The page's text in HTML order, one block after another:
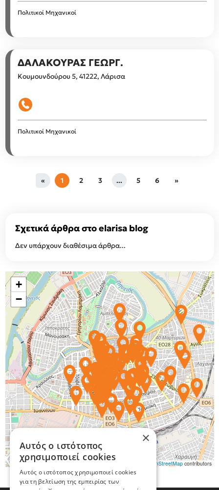
Πολιτικοί Μηχανικοί
ΔΑΛΑΚΟΥΡΑΣ ΓΕΩΡΓ.
Κουμουνδούρου 5, 41222, Λάρισα
Πολιτικοί Μηχανικοί
« 1 2 3 ... 5 6 »
Σχετικά άρθρα στο elarisa blog
Δεν υπάρχουν διαθέσιμα άρθρα...
+
−
OpenStreetMapcontributors
×
Αυτός ο ιστότοπος
χρησιμοποιεί cookies
Αυτός ο ιστότοπος χρησιμοποιεί cookies
για τη βελτίωση της εμπειρίας των